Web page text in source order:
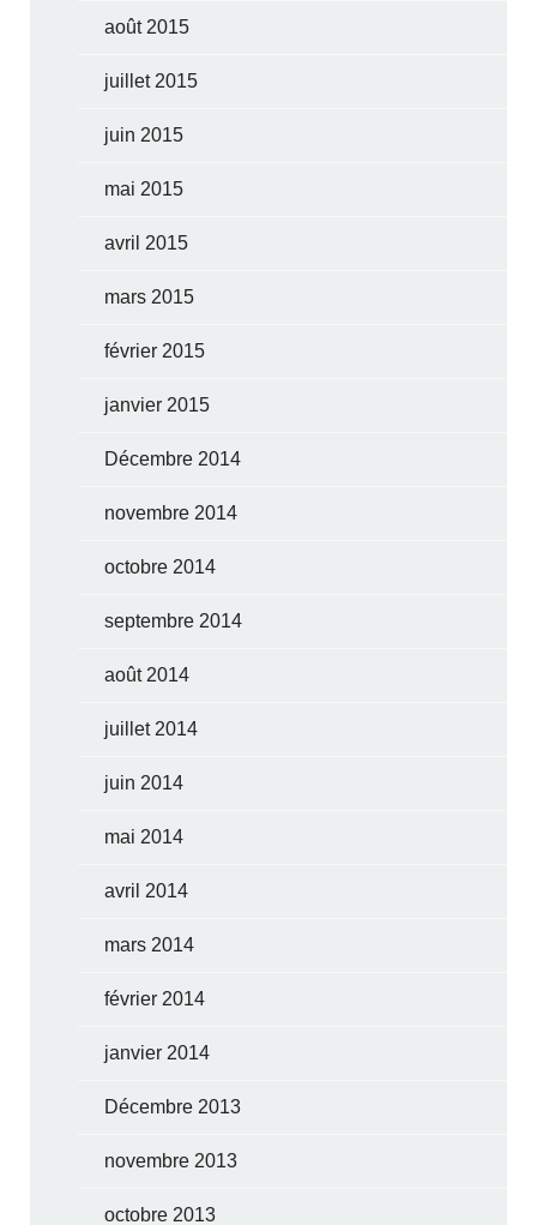
août 2015
juillet 2015
juin 2015
mai 2015
avril 2015
mars 2015
février 2015
janvier 2015
Décembre 2014
novembre 2014
octobre 2014
septembre 2014
août 2014
juillet 2014
juin 2014
mai 2014
avril 2014
mars 2014
février 2014
janvier 2014
Décembre 2013
novembre 2013
octobre 2013